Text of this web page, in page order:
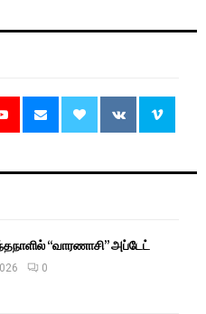
“வாரணாசி” அப்டேட்
0